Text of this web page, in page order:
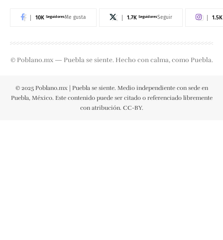
10K SeguidoresMe gusta 1.7K SeguidoresSeguir 1.5K
© Poblano.mx — Puebla se siente. Hecho con calma, como Puebla.
© 2025 Poblano.mx | Puebla se siente. Medio independiente con sede en
Puebla, México. Este contenido puede ser citado o referenciado libremente
con atribución. CC-BY.